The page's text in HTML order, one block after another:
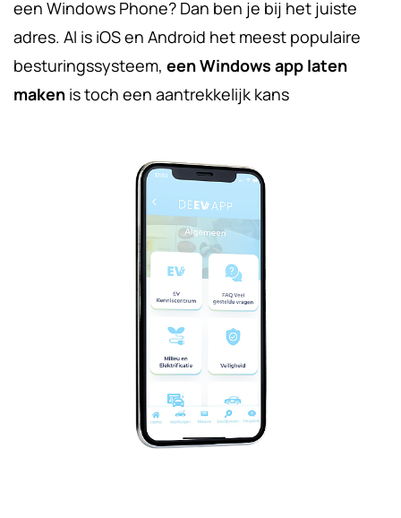
een Windows Phone? Dan ben je bij het juiste
adres. Al is iOS en Android het meest populaire
besturingssysteem, een Windows app laten
maken is toch een aantrekkelijk kans